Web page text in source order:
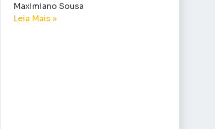
Maximiano Sousa
Leia Mais »